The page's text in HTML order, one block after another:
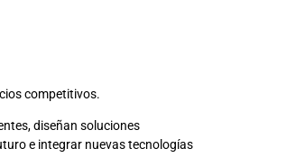
competitivos.
diseñan soluciones
e integrar nuevas tecnologías